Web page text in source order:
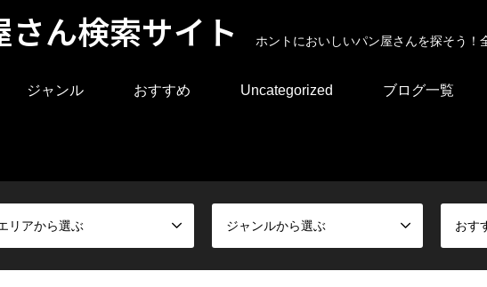
ん検索サイト ホントにおいしいパン屋さんを探そう
ジャンル おすすめ Uncategorized ブログ一覧
リアから選ぶ ジャンルから選ぶ おす